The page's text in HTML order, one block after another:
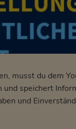
musst du dem
und speichert
und